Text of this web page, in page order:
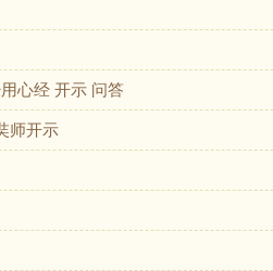
心经 开示 问答
师开示